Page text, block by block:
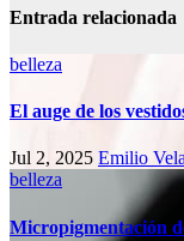
Entrada relacionada
belleza
El auge de los
Jul 2, 2025 Emilio
belleza
Micropigmentación